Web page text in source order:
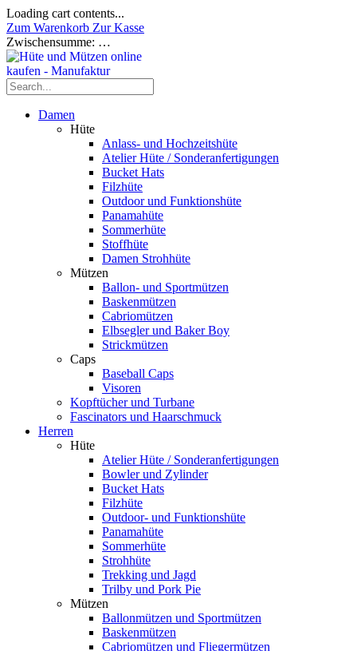
Loading cart contents...
Zum Warenkorb Zur Kasse
Zwischensumme: …
Damen
Hüte
Anlass- und Hochzeitshüte
Atelier Hüte / Sonderanfertigungen
Bucket Hats
Filzhüte
Outdoor und Funktionshüte
Panamahüte
Sommerhüte
Stoffhüte
Damen Strohhüte
Mützen
Ballon- und Sportmützen
Baskenmützen
Cabriomützen
Elbsegler und Baker Boy
Strickmützen
Caps
Baseball Caps
Visoren
Kopftücher und Turbane
Fascinators und Haarschmuck
Herren
Hüte
Atelier Hüte / Sonderanfertigungen
Bowler und Zylinder
Bucket Hats
Filzhüte
Outdoor- und Funktionshüte
Panamahüte
Sommerhüte
Strohhüte
Trekking und Jagd
Trilby und Pork Pie
Mützen
Ballonmützen und Sportmützen
Baskenmützen
Cabriomützen und Fliegermützen